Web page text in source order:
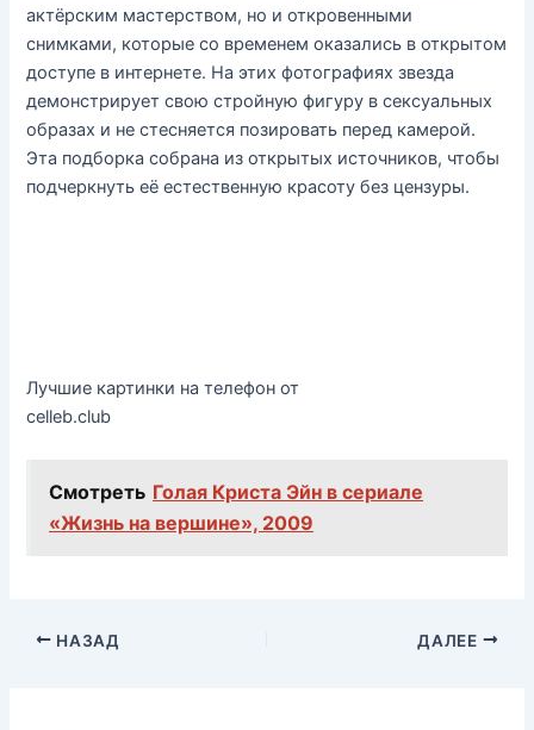
актёрским мастерством, но и откровенными
снимками, которые со временем оказались в открытом
доступе в интернете. На этих фотографиях звезда
демонстрирует свою стройную фигуру в сексуальных
образах и не стесняется позировать перед камерой.
Эта подборка собрана из открытых источников, чтобы
подчеркнуть её естественную красоту без цензуры.
Лучшие картинки на телефон от
celleb.club
Смотреть Голая Криста Эйн в сериале
«Жизнь на вершине», 2009
НАЗАД ДАЛЕЕ